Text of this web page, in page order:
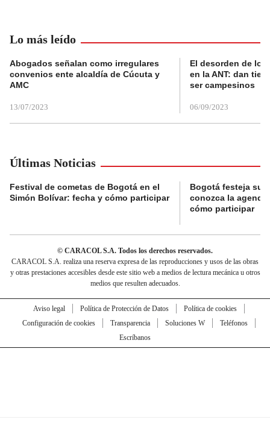
Lo más leído
Abogados señalan como irregulares
convenios ente alcaldía de Cúcuta y
AMC
13/07/2023
El desorden de
en la ANT: dan
ser campesinos
06/09/2023
Últimas Noticias
Festival de cometas de Bogotá en el
Simón Bolívar: fecha y cómo participar
Bogotá festeja su
conozca la
cómo participar
© CARACOL S.A. Todos los derechos reservados.
CARACOL S.A. realiza una reserva expresa de las reproducciones y usos de las obras
y otras prestaciones accesibles desde este sitio web a medios de lectura mecánica u otros
medios que resulten adecuados.
Aviso legal Política de Protección de Datos
Política de cookies
Configuración de cookies
Transparencia Soluciones W
Teléfonos
Escríbanos